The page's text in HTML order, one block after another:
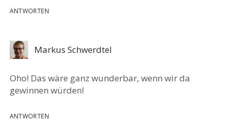
ANTWORTEN
Markus Schwerdtel
Oho! Das wäre ganz wunderbar, wenn wir da
gewinnen würden!
ANTWORTEN